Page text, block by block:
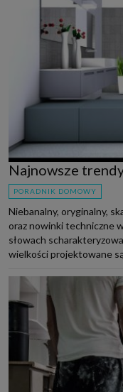
Najnowsze
PORADNIK DOMOWY
Niebanalny, oryginalny,
oraz nowinki techniczne
słowach
wielkości projektowane